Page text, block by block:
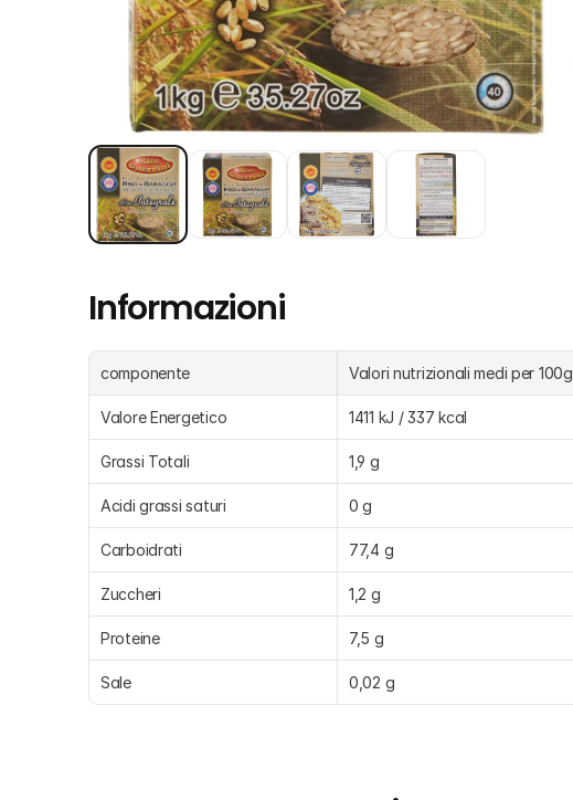
Informazioni
componente Valori nutrizionali medi per 100g
Valore Energetico 1411 kJ / 337 kcal
Grassi Totali 1,9 g
Acidi grassi saturi 0 g
Carboidrati 77,4 g
Zuccheri 1,2 g
Proteine 7,5 g
Sale 0,02 g